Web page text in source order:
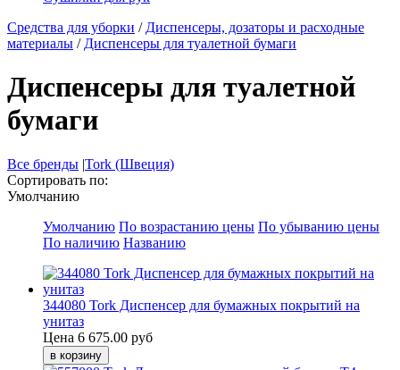
Средства для уборки / Диспенсеры, дозаторы и расходные
материалы / Диспенсеры для туалетной бумаги
Диспенсеры для туалетной
бумаги
Все бренды |Tork (Швеция)
Сортировать по:
Умолчанию
Умолчанию По возрастанию цены По убыванию цены
По наличию Названию
344080 Tork Диспенсер для бумажных покрытий на
унитаз
Цена 6 675.00 руб